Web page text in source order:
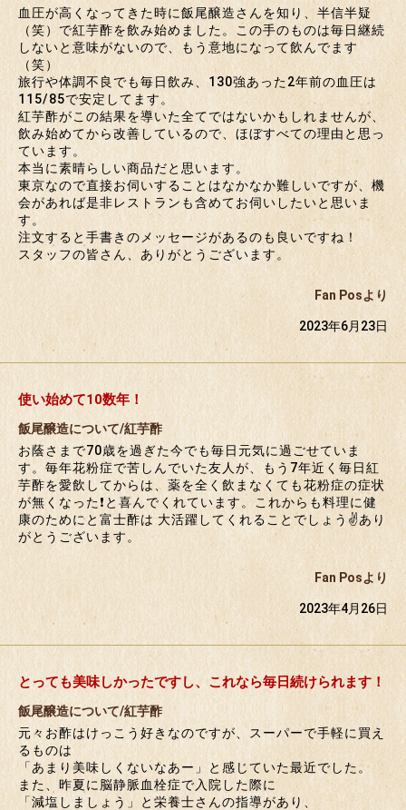
血圧が高くなってきた時に飯尾醸造さんを知り、半信半疑
（笑）で紅芋酢を飲み始めました。この手のものは毎日継続
しないと意味がないので、もう意地になって飲んでます
（笑）
旅行や体調不良でも毎日飲み、130強あった2年前の血圧は
115/85で安定してます。
紅芋酢がこの結果を導いた全てではないかもしれませんが、
飲み始めてから改善しているので、ほぼすべての理由と思っ
ています。
本当に素晴らしい商品だと思います。
東京なので直接お伺いすることはなかなか難しいですが、機
会があれば是非レストランも含めてお伺いしたいと思いま
す。
注文すると手書きのメッセージがあるのも良いですね！
スタッフの皆さん、ありがとうございます。
Fan Posより
2023年6月23日
使い始めて10数年！
飯尾醸造について/紅芋酢
お蔭さまで70歳を過ぎた今でも毎日元気に過ごせていま
す。毎年花粉症で苦しんでいた友人が、もう7年近く毎日紅
芋酢を愛飲してからは、薬を全く飲まなくても花粉症の症状
が無くなった❗️と喜んでくれています。これからも料理に健
康のためにと富士酢は 大活躍してくれることでしょう✌️あり
がとうございます。
Fan Posより
2023年4月26日
とっても美味しかったですし、これなら毎日続けられます！
飯尾醸造について/紅芋酢
元々お酢はけっこう好きなのですが、スーパーで手軽に買え
るものは
「あまり美味しくないなあー」と感じていた最近でした。
また、昨夏に脳静脈血栓症で入院した際に
「減塩しましょう」と栄養士さんの指導があり、